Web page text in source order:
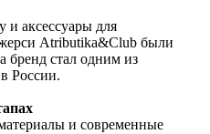
и аксессуары для
Atributika&Club были
бренд стал одним из
России.
и современные